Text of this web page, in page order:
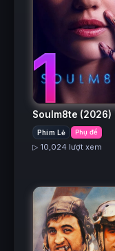
1
Soulm8te (2026)
Phim Lẻ Phụ đề
▷ 10,024 lượt xem